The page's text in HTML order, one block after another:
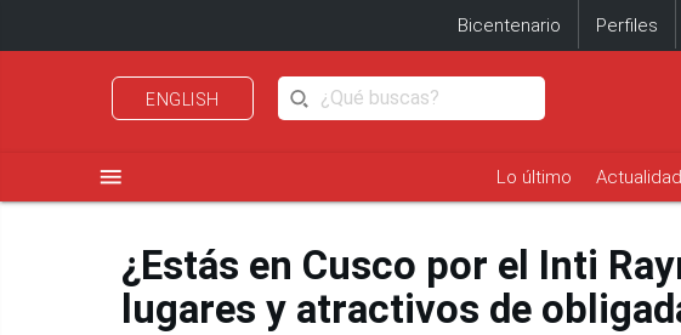
Bicentenario Perfiles
ENGLISH
menu Lo último Actualidad
¿Estás en Cusco por el Inti
lugares y atractivos de